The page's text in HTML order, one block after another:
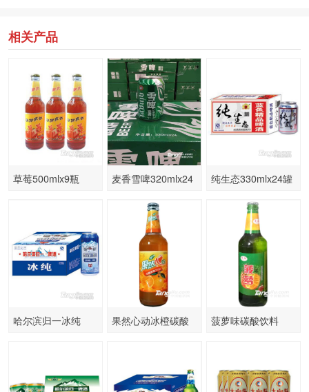
相关产品
草莓500mlx9瓶
麦香雪啤320mlx24
纯生态330mlx24罐
哈尔滨归一冰纯
果然心动冰橙碳酸
菠萝味碳酸饮料